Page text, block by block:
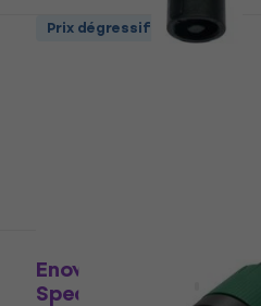
ADJ AC-C-SP4
Prix dégressifs
Enova SP24FP
Speakon